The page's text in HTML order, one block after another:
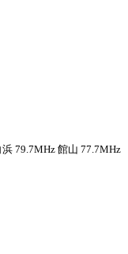
79.7MHz 館山 77.7MHz